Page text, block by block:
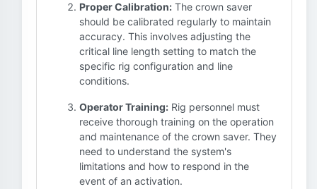
Proper Calibration: The crown saver
should be calibrated regularly to maintain
accuracy. This involves adjusting the
critical line length setting to match the
specific rig configuration and line
conditions.
Operator Training: Rig personnel must
receive thorough training on the operation
and maintenance of the crown saver. They
need to understand the system's
limitations and how to respond in the
event of an activation.